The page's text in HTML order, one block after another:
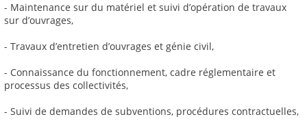
- Maintenance sur du matériel et suivi d’opération de travaux
sur d’ouvrages,
- Travaux d’entretien d’ouvrages et génie civil,
- Connaissance du fonctionnement, cadre réglementaire et
processus des collectivités,
- Suivi de demandes de subventions, procédures contractuelles,